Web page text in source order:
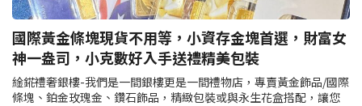
國際黃金條塊現貨不用等，小資存金塊首選，財富女
神一盎司，小克數好入手送禮精美包裝
䋮錵禮奢銀樓-我們是一間銀樓更是一間禮物店，專賣黃金飾品/國際
條塊、鉑金玫瑰金、鑽石飾品，精緻包裝或與永生花盒搭配，讓您